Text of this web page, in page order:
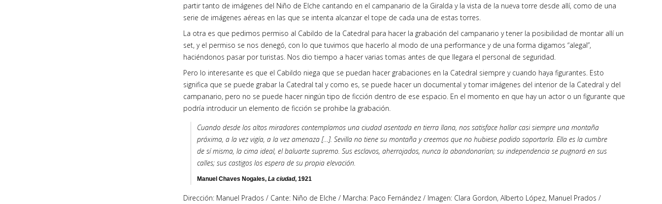
partir tanto de imágenes del Niño de Elche cantando en el campanario de la Giralda y la vista de la nueva torre desde allí, como de una
serie de imágenes aéreas en las que se intenta alcanzar el tope de cada una de estas torres.
La otra es que pedimos permiso al Cabildo de la Catedral para hacer la grabación del campanario y tener la posibilidad de montar allí un
set, y el permiso se nos denegó, con lo que tuvimos que hacerlo al modo de una performance y de una forma digamos “alegal”,
haciéndonos pasar por turistas. Nos dio tiempo a hacer varias tomas antes de que llegara el personal de seguridad.
Pero lo interesante es que el Cabildo niega que se puedan hacer grabaciones en la Catedral siempre y cuando haya figurantes. Esto
significa que se puede grabar la Catedral tal y como es, se puede hacer un documental y tomar imágenes del interior de la Catedral y del
campanario, pero no se puede hacer ningún tipo de ficción dentro de ese espacio. En el momento en que hay un actor o un figurante que
podría introducir un elemento de ficción se prohibe la grabación.
Cuando desde los altos miradores contemplamos una ciudad asentada en tierra llana, nos satisface hallar casi siempre una montaña
próxima, a la vez vigía, a la vez amenaza […]. Sevilla no tiene su montaña y creemos que no hubiese podido soportarla. Ella es la cumbre
de sí misma, la cima ideal, el baluarte supremo. Sus esclavos, aherrojados, nunca la abandonarían; su independencia se pugnará en sus
calles; sus castigos los espera de su propia elevación.
Manuel Chaves Nogales, La ciudad, 1921
Dirección: Manuel Prados / Cante: Niño de Elche / Marcha: Paco Fernández / Imagen: Clara Gordon, Alberto López, Manuel Prados /